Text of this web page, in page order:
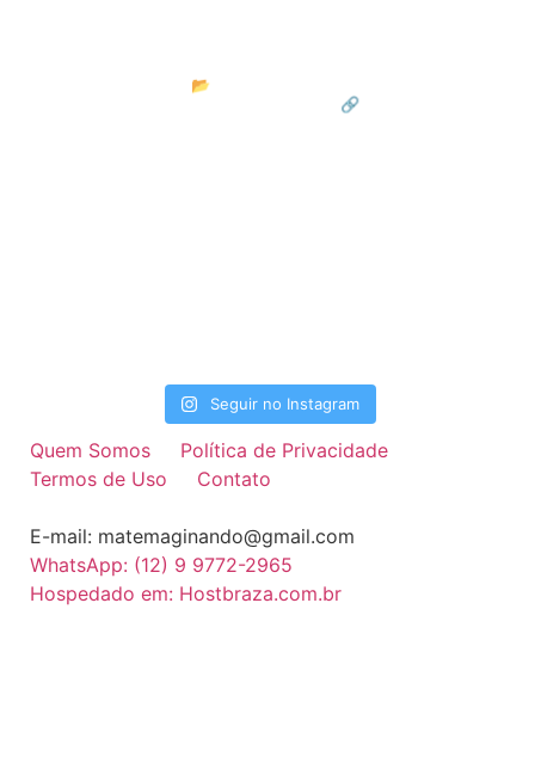
📂 Arquivos em PDF com propostas
🔗 Conheça meus
Seguir no Instagram
Quem Somos
Política de Privacidade
Termos de Uso
Contato
E-mail: matemaginando@gmail.com
WhatsApp: (12) 9 9772-2965
Hospedado em: Hostbraza.com.br